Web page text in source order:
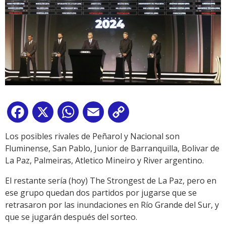
Facebook
X WhatsApp
Email
Link
Los posibles rivales de Peñarol y Nacional son
Fluminense, San Pablo, Junior de Barranquilla, Bolivar de
La Paz, Palmeiras, Atletico Mineiro y River argentino.
El restante sería (hoy) The Strongest de La Paz, pero en
ese grupo quedan dos partidos por jugarse que se
retrasaron por las inundaciones en Río Grande del Sur, y
que se jugarán después del sorteo.